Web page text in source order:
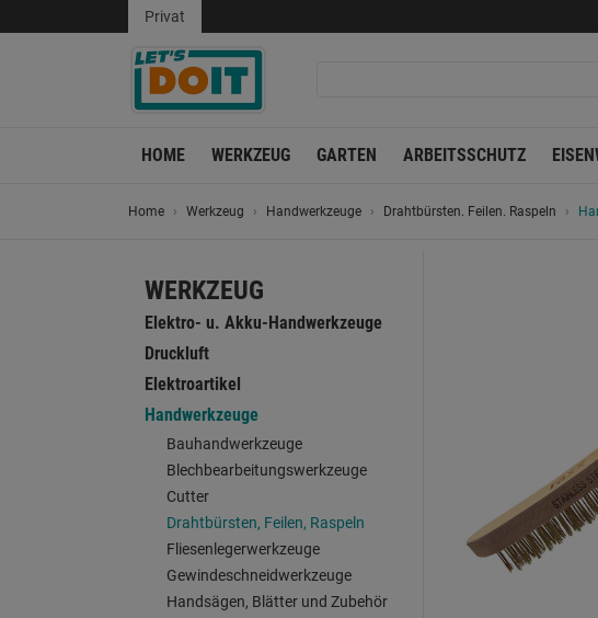
Privat
HOME WERKZEUG GARTEN ARBEITSSCHUTZ
Home Werkzeug Handwerkzeuge Drahtbürsten. Feilen. Raspeln
WERKZEUG
Elektro- u. Akku-Handwerkzeuge
Druckluft
Elektroartikel
Handwerkzeuge
Bauhandwerkzeuge
Blechbearbeitungswerkzeuge
Cutter
Drahtbürsten, Feilen, Raspeln
Fliesenlegerwerkzeuge
Gewindeschneidwerkzeuge
Handsägen, Blätter und Zubehör